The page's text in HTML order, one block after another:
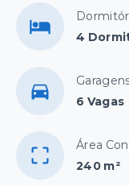
4
6 Vagas
Área
240 m²